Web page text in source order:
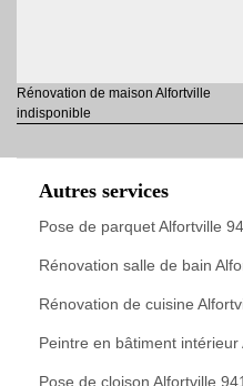
Rénovation de maison Alfortville
indisponible
Autres services
Pose de parquet Alfortville
Rénovation salle de bain
Rénovation de cuisine
Peintre en bâtiment intérieur
Pose de cloison Alfortville